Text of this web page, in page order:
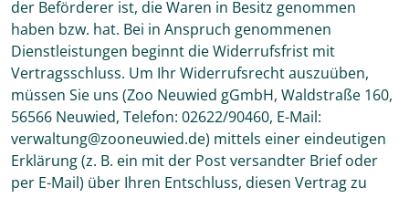
der Beförderer ist, die Waren in Besitz genommen
haben bzw. hat. Bei in Anspruch genommenen
Dienstleistungen beginnt die Widerrufsfrist mit
Vertragsschluss. Um Ihr Widerrufsrecht auszuüben,
müssen Sie uns (Zoo Neuwied gGmbH, Waldstraße 160,
56566 Neuwied, Telefon: 02622/90460, E-Mail:
verwaltung@zooneuwied.de) mittels einer eindeutigen
Erklärung (z. B. ein mit der Post versandter Brief oder
per E-Mail) über Ihren Entschluss, diesen Vertrag zu